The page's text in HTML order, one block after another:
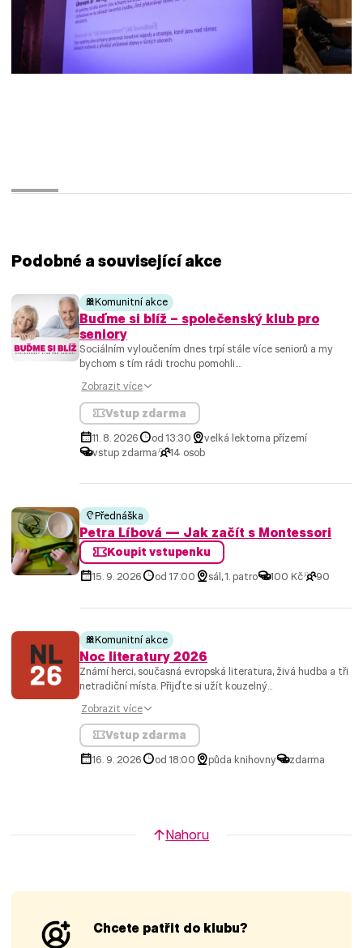
Podobné a související akce
Komunitní akce
Buďme si blíž – společenský klub pro
seniory
Sociálním vyloučením dnes trpí stále více seniorů a my
bychom s tím rádi trochu pomohli....
Zobrazit více
Vstup zdarma
11. 8. 2026 od 13:30
velká lektorna přízemí
vstup zdarma
14 osob
Přednáška
Petra Líbová — Jak začít s Montessori
Koupit vstupenku
15. 9. 2026 od 17:00 sál, 1. patro 100 Kč 90
Komunitní akce
Noc literatury 2026
Známí herci, současná evropská literatura, živá hudba a tři
netradiční místa. Přijďte si užít kouzelný...
Zobrazit více
Vstup zdarma
16. 9. 2026 od 18:00 půda knihovny zdarma
Nahoru
Chcete patřit do klubu?